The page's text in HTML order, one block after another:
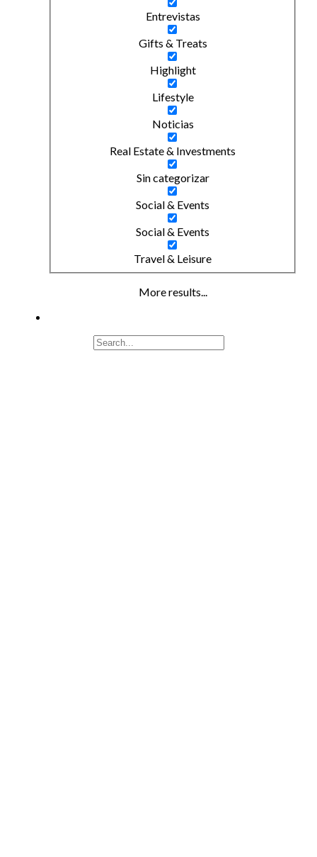
Entrevistas
Gifts & Treats
Highlight
Lifestyle
Noticias
Real Estate & Investments
Sin categorizar
Social & Events
Social & Events
Travel & Leisure
More results...